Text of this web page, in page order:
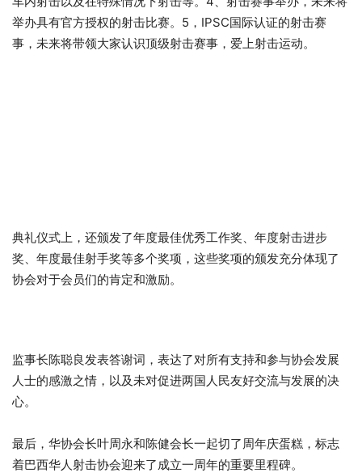
举办具有官方授权的射击比赛。5，IPSC国际认证的射击赛
事，未来将带领大家认识顶级射击赛事，爱上射击运动。
典礼仪式上，还颁发了年度最佳优秀工作奖、年度射击进步
奖、年度最佳射手奖等多个奖项，这些奖项的颁发充分体现了
协会对于会员们的肯定和激励。
监事长陈聪良发表答谢词，表达了对所有支持和参与协会发展
人士的感激之情，以及未对促进两国人民友好交流与发展的决
心。
最后，华协会长叶周永和陈健会长一起切了周年庆蛋糕，标志
着巴西华人射击协会迎来了成立一周年的重要里程碑。